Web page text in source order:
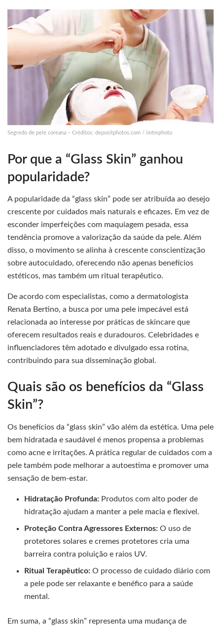
Segredo de pele coreana – Créditos: depositphotos.com / imtmphoto
Por que a “Glass Skin” ganhou
popularidade?
A popularidade da “glass skin” pode ser atribuída ao desejo
crescente por cuidados mais naturais e eficazes. Em vez de
esconder imperfeições com maquiagem pesada, essa
tendência promove a valorização da saúde da pele. Além
disso, o movimento se alinha à crescente conscientização
sobre autocuidado, oferecendo não apenas benefícios
estéticos, mas também um ritual terapêutico.
De acordo com especialistas, como a dermatologista
Renata Bertino, a busca por uma pele impecável está
relacionada ao interesse por práticas de skincare que
oferecem resultados reais e duradouros. Celebridades e
influenciadores têm adotado e divulgado essa rotina,
contribuindo para sua disseminação global.
Quais são os benefícios da “Glass
Skin”?
Os benefícios da “glass skin” vão além da estética. Uma pele
bem hidratada e saudável é menos propensa a problemas
como acne e irritações. A prática regular de cuidados com a
pele também pode melhorar a autoestima e promover uma
sensação de bem-estar.
Hidratação Profunda: Produtos com alto poder de
hidratação ajudam a manter a pele macia e flexível.
Proteção Contra Agressores Externos: O uso de
protetores solares e cremes protetores cria uma
barreira contra poluição e raios UV.
Ritual Terapêutico: O processo de cuidado diário com
a pele pode ser relaxante e benéfico para a saúde
mental.
Em suma, a “glass skin” representa uma mudança de